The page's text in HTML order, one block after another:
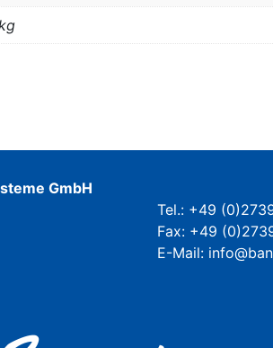
GmbH
Tel.: +49
Fax: +49
E-Mail: